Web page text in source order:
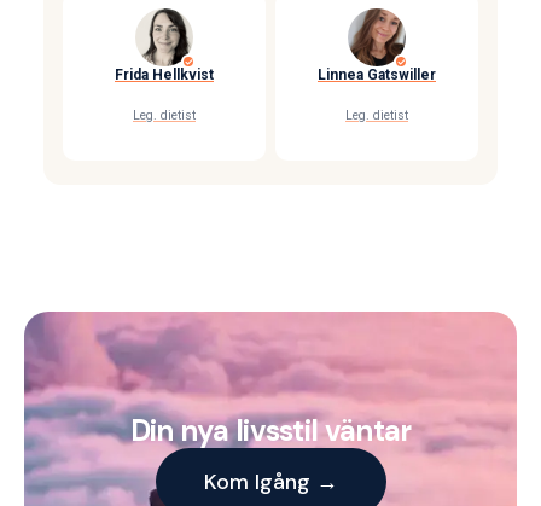
Frida Hellkvist
Leg. dietist
Linnea Gatswiller
Leg. dietist
Din nya livsstil väntar
Kom Igång →